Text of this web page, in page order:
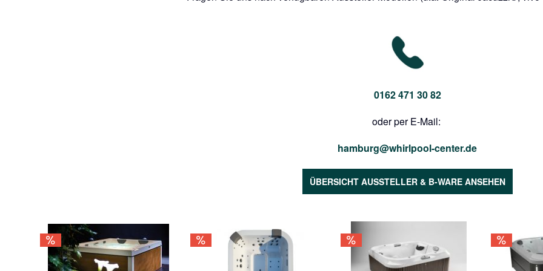
0162 471 30 82
oder per E-Mail:
hamburg@whirlpool-center.de
ÜBERSICHT AUSSTELLER & B-WARE ANSEHEN